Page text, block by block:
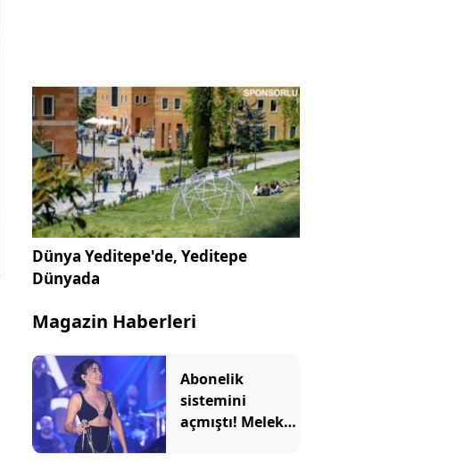
Dünya Yeditepe'de, Yeditepe
Dünyada
Magazin Haberleri
Abonelik
sistemini
açmıştı! Melek